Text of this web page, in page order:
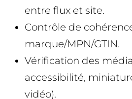
entre flux et site.
Contrôle de
marque/MPN/GTIN.
Vérification des
accessibilité,
vidéo).